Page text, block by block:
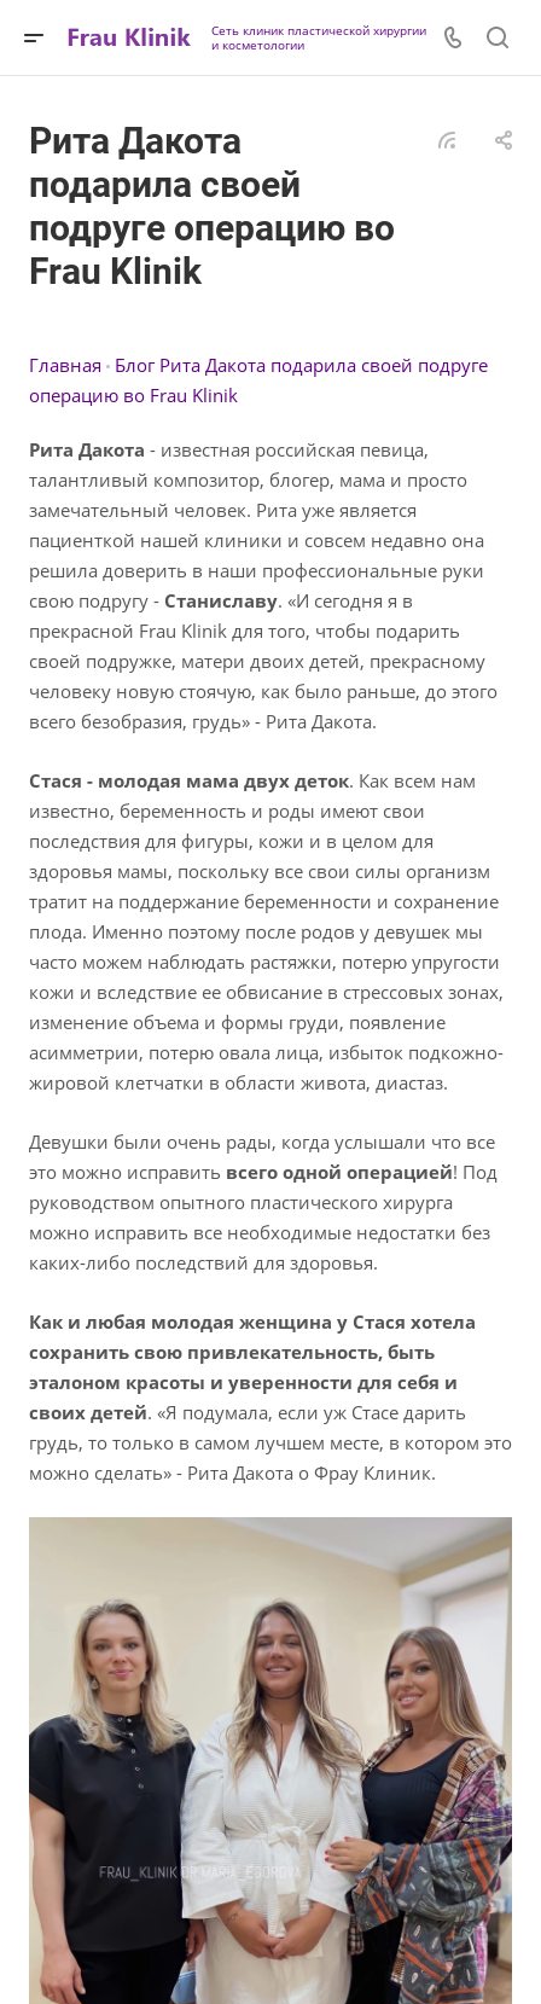
Сеть клиник пластической хирургии
и косметологии
Рита Дакота
подарила своей
подруге операцию во
Frau Klinik
Главная Блог Рита Дакота подарила своей подруге
операцию во Frau Klinik
Рита Дакота - известная российская певица,
талантливый композитор, блогер, мама и просто
замечательный человек. Рита уже является
пациенткой нашей клиники и совсем недавно она
решила доверить в наши профессиональные руки
свою подругу - Станиславу. «И сегодня я в
прекрасной Frau Klinik для того, чтобы подарить
своей подружке, матери двоих детей, прекрасному
человеку новую стоячую, как было раньше, до этого
всего безобразия, грудь» - Рита Дакота.
Стася - молодая мама двух деток. Как всем нам
известно, беременность и роды имеют свои
последствия для фигуры, кожи и в целом для
здоровья мамы, поскольку все свои силы организм
тратит на поддержание беременности и сохранение
плода. Именно поэтому после родов у девушек мы
часто можем наблюдать растяжки, потерю упругости
кожи и вследствие ее обвисание в стрессовых зонах,
изменение объема и формы груди, появление
асимметрии, потерю овала лица, избыток подкожно-
жировой клетчатки в области живота, диастаз.
Девушки были очень рады, когда услышали что все
это можно исправить всего одной операцией! Под
руководством опытного пластического хирурга
можно исправить все необходимые недостатки без
каких-либо последствий для здоровья.
Как и любая молодая женщина у Стася хотела
сохранить свою привлекательность, быть
эталоном красоты и уверенности для себя и
своих детей. «Я подумала, если уж Стасе дарить
грудь, то только в самом лучшем месте, в котором это
можно сделать» - Рита Дакота о Фрау Клиник.